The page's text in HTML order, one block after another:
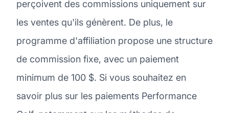
perçoivent des commissions uniquement sur
les ventes qu'ils génèrent. De plus, le
programme d'affiliation propose une structure
de commission fixe, avec un paiement
minimum de 100 $. Si vous souhaitez en
savoir plus sur les paiements Performance